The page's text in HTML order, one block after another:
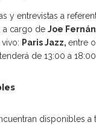
y entrevistas a
a cargo de Joe
Paris Jazz, entre
de 13:00 a
disponibles a